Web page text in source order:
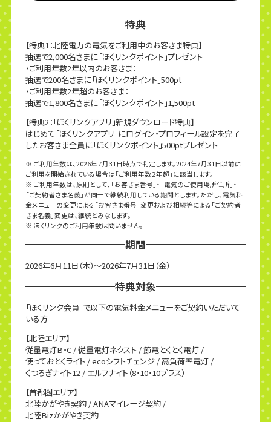
特典
【特典1：北陸電力の電気をご利用中のお客さま特典】
抽選で2,000名さまに「ほくリンクポイント」プレゼント
・ご利用年数2年以内のお客さま：
抽選で200名さまに「ほくリンクポイント」500pt
・ご利用年数2年超のお客さま：
抽選で1,800名さまに「ほくリンクポイント」1,500pt
【特典2：「ほくリンクアプリ」新規ダウンロード特典】
はじめて「ほくリンクアプリ」にログイン・プロフィール設定を完了
したお客さま全員に「ほくリンクポイント」500ptプレゼント
※ ご利用年数は、2026年７月31日時点で判定します。2024年7月31日以前に
ご利用を開始されている場合は「ご利用年数２年超」に該当します。
※ ご利用年数は、原則として、「お客さま番号」・「電気のご使用場所住所」・
「ご契約者さま名義」が同一で継続利用している期間とします。ただし、電気料
金メニューの変更による「お客さま番号」変更および相続等による「ご契約者
さま名義」変更は、継続とみなします。
※ ほくリンクのご利用年数は問いません。
期間
2026年6月11日（木）〜2026年7月31日（金）
特典対象
「ほくリンク会員」で以下の電気料金メニューをご契約いただいて
いる方
【北陸エリア】
従量電灯B・C / 従量電灯ネクスト / 節電とくとく電灯 /
使っておとくライト / ecoシフトチェンジ / 高負荷率電灯 /
くつろぎナイト12 / エルフナイト（8・10・10プラス）
【首都圏エリア】
北陸かがやき契約 / ANAマイレージ契約 /
北陸Bizかがやき契約